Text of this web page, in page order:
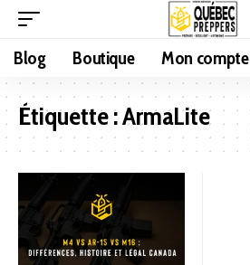
Blog Boutique Mon compte
Étiquette :ArmaLite